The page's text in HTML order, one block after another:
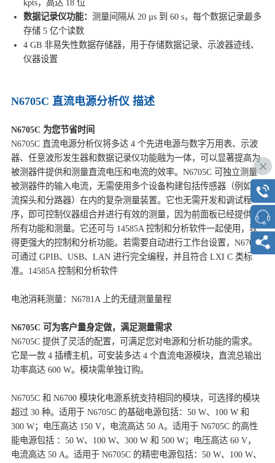
kpts，高达 18 位
数据记录仪功能： 测量间隔从 20 µs 到 60 s，每个数据记录最多
存储 5 亿个读数
4 GB 非易失性数据存储器，用于存储数据记录、示波器迹线、
仪器设置
N6705C 直流电源分析仪 描述
N6705C 为您节省时间
N6705C 直流电源分析仪将多达 4 个先进电源与数字万用表、示波
器、任意波形发生器和数据记录仪功能融为一体，可以显著提高为
被测器件提供和测量直流电压和电流的效率。N6705C 可独立测量
被测器件的输入电流，无需使用多个设备构建包括传感器（例如电
流探头和分路器）在内的复杂测量装置。它也无需开发和调试程
序，即可控制仪器组合并进行有效的测量，因为前面板已经提供了
所有功能和测量。它还可与 14585A 控制和分析软件一起使用，获
得更强大的控制和分析功能。若需要自动进行工作台设置，N6705C
可通过 GPIB、USB、LAN 进行完全编程，并且符合 LXI C 类标
准。14585A 控制和分析软件
电池消耗测量：N6781A 上的无缝测量量程
N6705C 可为客户量身定做，满足测量需求
N6705C 提供了灵活的配置，可满足您对电源和分析功能的需求。
它是一款 4 插槽主机，可安装多达 4 个直流电源模块，直流总输出
功率高达 600 W。模块需单独订购。
N6705C 和 N6700 模块化电源系统支持相同的模块，可选择的模块
超过 30 种。适用于 N6705C 的基础电源包括：50 W、100 W 和
300 W；电压高达 150 V，电流高达 50 A。适用于 N6705C 的高性
能电源包括 ：50 W、100 W、300 W 和 500 W；电压高达 60 V，
电流高达 50 A。适用于 N6705C 的精密电源包括：50 W、100 W、